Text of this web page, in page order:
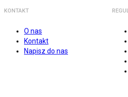
KONTAKT
O nas
Kontakt
Napisz do nas